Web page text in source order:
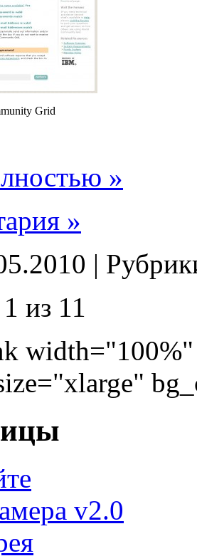
Grid
»
»
|
из 11
v2.0